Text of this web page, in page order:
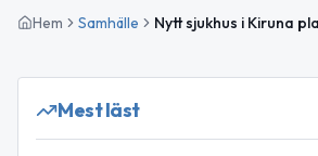
Hem Samhälle
Mest läst